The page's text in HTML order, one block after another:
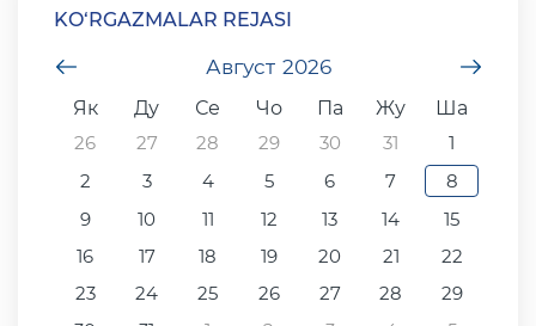
KO‘RGAZMALAR REJASI
Август 2026
Як
Ду Се Чо Па Жу
Ша
26
27 28 29 30 31
1
2
3 4 5 6 7
8
9
10 11 12 13 14
15
16
17 18 19 20 21
22
23
24 25 26 27 28
29